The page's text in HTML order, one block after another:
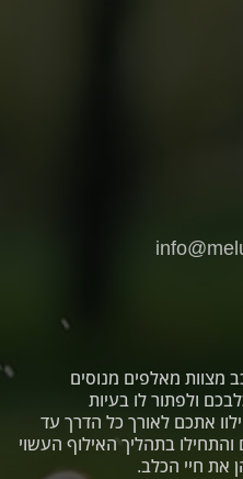
מצוות מאלפים מנוסים
ולפתור לו בעיות
אתכם לאורך כל הדרך עד
בתהליך האילוף העשוי
את חיי הכלב.